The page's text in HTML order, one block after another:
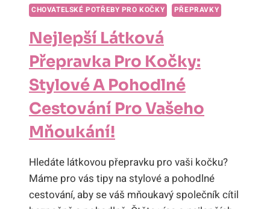
CHOVATELSKÉ POTŘEBY PRO KOČKY PŘEPRAVKY
Nejlepší Látková
Přepravka Pro Kočky:
Stylové A Pohodlné
Cestování Pro Vašeho
Mňoukání!
Hledáte látkovou přepravku pro vaši kočku?
Máme pro vás tipy na stylové a pohodlné
cestování, aby se váš mňoukavý společník cítil